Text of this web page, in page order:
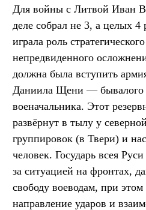
Для войны с Литвой Иван
деле собрал не 3, а целых 4
играла роль
непредвиденного
должна была вступить
Даниила Щени — бывалого
военачальника. Этот
развёрнут в тылу у
группировок (в Твери) и
человек. Государь всея
за ситуацией на фронтах,
свободу воеводам, при этом
направление ударов и